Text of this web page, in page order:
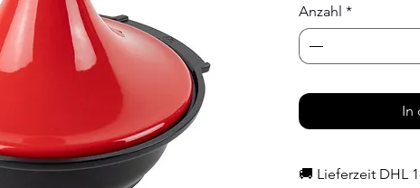
Anzahl *
In
🚚 Lieferzeit DHL